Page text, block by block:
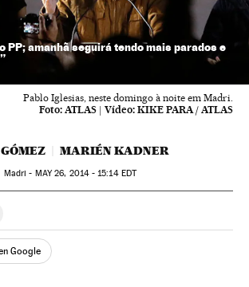
PP; amanhã seguirá tendo mais parados e
Pablo Iglesias, neste domingo à noite em Madri.
Foto: ATLAS | Vídeo: KIKE PARA / ATLAS
MARIÉN KADNER
Madri - MAY26, 2014 - 15:14EDT
Facebook
en TwitterRedes Sociales
Google